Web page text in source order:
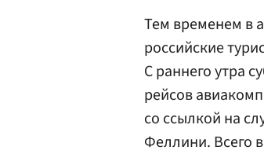
Тем временем в
российские
С раннего утра
рейсов
со ссылкой на
Феллини. Всего